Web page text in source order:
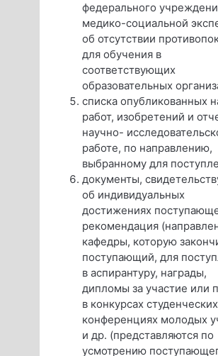
федерального
медико-социальной
об отсутствии
для обучения в
соответствующих
образовательных
списка опубликованных
работ, изобретений и
научно-
работе, по направлению,
выбранному для
документы,
об индивидуальных
достижениях
рекомендация
кафедры, которую
поступающий, для
в аспирантуру, награды,
дипломы за участие или
в конкурсах
конференциях молодых
и др. (представляются по
усмотрению